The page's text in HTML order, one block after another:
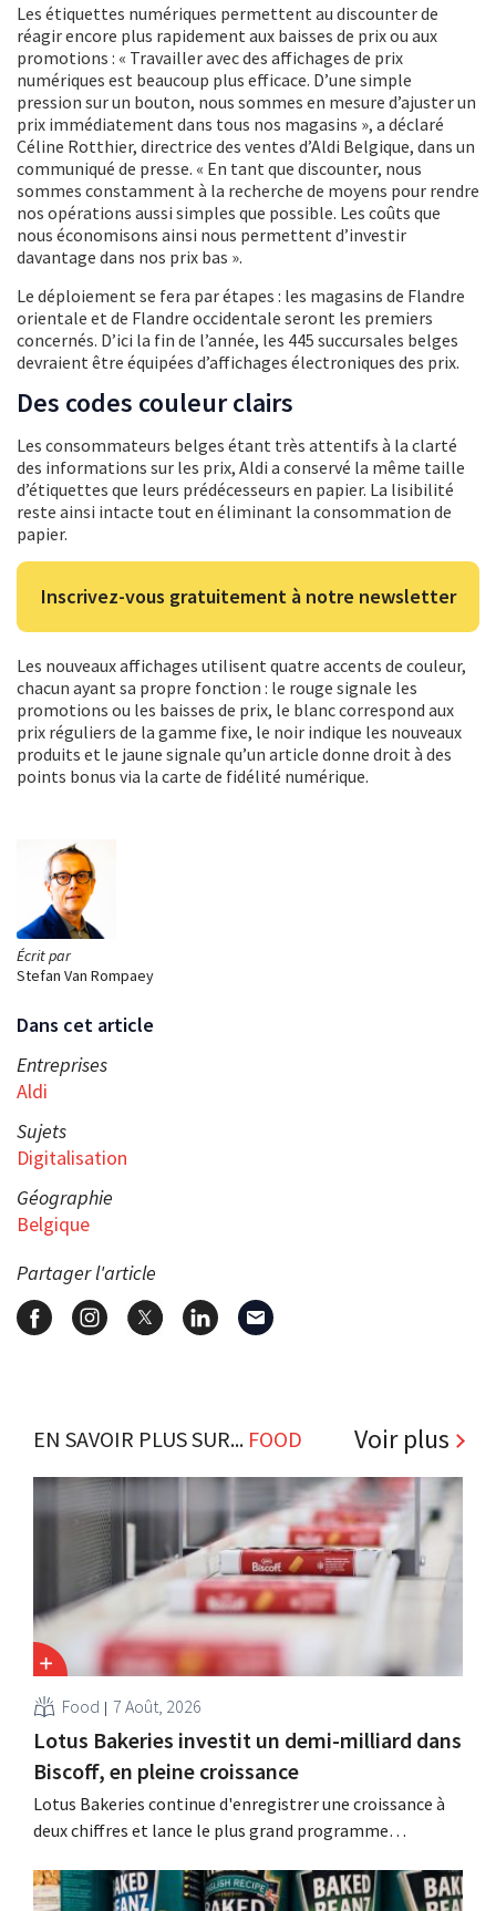
Écrit par
Stefan Van Rompaey
Dans cet article
Entreprises
Aldi
Sujets
Digitalisation
Géographie
Belgique
Partager l'article
Les étiquettes numériques permettent au discounter de
réagir encore plus rapidement aux baisses de prix ou aux
promotions : « Travailler avec des affichages de prix
numériques est beaucoup plus efficace. D’une simple
pression sur un bouton, nous sommes en mesure d’ajuster un
prix immédiatement dans tous nos magasins », a déclaré
Céline Rotthier, directrice des ventes d’Aldi Belgique, dans un
communiqué de presse. « En tant que discounter, nous
sommes constamment à la recherche de moyens pour rendre
nos opérations aussi simples que possible. Les coûts que
nous économisons ainsi nous permettent d’investir
davantage dans nos prix bas ».
Le déploiement se fera par étapes : les magasins de Flandre
orientale et de Flandre occidentale seront les premiers
concernés. D’ici la fin de l’année, les 445 succursales belges
devraient être équipées d’affichages électroniques des prix.
Des codes couleur clairs
Les consommateurs belges étant très attentifs à la clarté
des informations sur les prix, Aldi a conservé la même taille
d’étiquettes que leurs prédécesseurs en papier. La lisibilité
reste ainsi intacte tout en éliminant la consommation de
papier.
Inscrivez-vous gratuitement à notre newsletter
Les nouveaux affichages utilisent quatre accents de couleur,
chacun ayant sa propre fonction : le rouge signale les
promotions ou les baisses de prix, le blanc correspond aux
prix réguliers de la gamme fixe, le noir indique les nouveaux
produits et le jaune signale qu’un article donne droit à des
points bonus via la carte de fidélité numérique.
EN SAVOIR PLUS SUR... FOOD Voir plus
Food 7 Août, 2026
Lotus Bakeries investit un demi-milliard dans
Biscoff, en pleine croissance
Lotus Bakeries continue d'enregistrer une croissance à
deux chiffres et lance le plus grand programme
capacité de production de Biscoff : « Nous devons saisir